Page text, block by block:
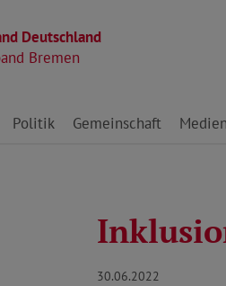
Deutschland
Bremen
Inhalten springen
Politik Gemeinschaft Medien
30.06.2022